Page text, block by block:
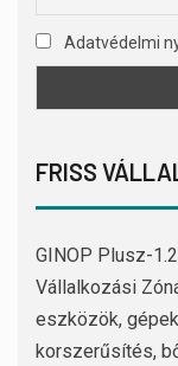
Adatvédelmi
FRISS
GINOP Plusz-
Vállalkozási
eszközök,
korszerűsítés,